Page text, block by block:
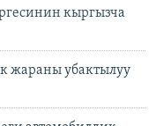
кыргызча
жараны убактылуу